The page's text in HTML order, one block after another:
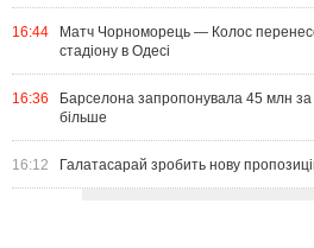
16:44
Матч Чорноморець — Колос
стадіону в Одесі
16:36
Барселона запропонувала 45 млн за
більше
16:12 Галатасарай зробить нову